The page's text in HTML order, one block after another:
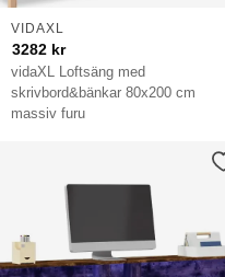
vidaXL Loftsäng med
skrivbord&bänkar 80x200 cm
massiv furu
VIDAXL
3282 kr